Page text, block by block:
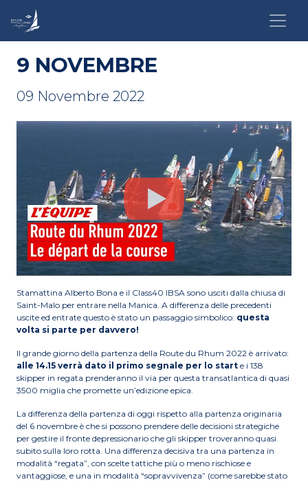
9 NOVEMBRE
09 Novembre 2022
Stamattina Alberto Bona e il Class40 IBSA sono usciti dalla chiusa di
Saint-Malo per entrare nella Manica. A differenza delle precedenti
uscite ed entrate questo è stato un passaggio simbolico: questa
volta si parte per davvero!
Il grande giorno della partenza della Route du Rhum 2022 è arrivato:
alle 14.15 verrà dato il primo segnale per lo start e i 138
skipper in regata prenderanno il via per questa transatlantica di quasi
3500 miglia che promette un’edizione epica.
La differenza della partenza di oggi rispetto alla partenza originaria
del 6 novembre è che si possono prendere delle decisioni strategiche
per gestire il fronte depressionario che gli skipper troveranno quasi
subito sulla loro rotta. Una differenza decisiva tra una partenza in
modalità “regata”, con scelte tattiche più o meno rischiose e
vantaggiose, e una in modalità “sopravvivenza” (come sarebbe stato